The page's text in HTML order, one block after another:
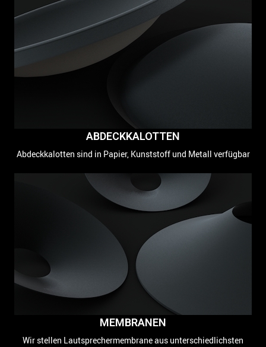
MEMBRANEN
Wir stellen Lautsprechermembrane aus unterschiedlichsten
ABDECKKALOTTEN
Abdeckkalotten sind in Papier, Kunststoff und Metall verfügbar